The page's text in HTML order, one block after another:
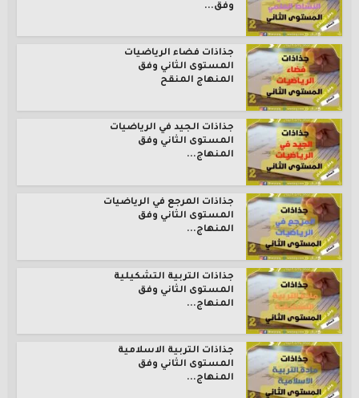
وفق...
جذاذات فضاء الرياضيات
المستوى الثاني وفق
المنهاج المنقح
جذاذات الجيد في الرياضيات
المستوى الثاني وفق
المنهاج...
جذاذات المرجع في الرياضيات
المستوى الثاني وفق
المنهاج...
جذاذات التربية التشكيلية
المستوى الثاني وفق
المنهاج...
جذاذات التربية الاسلامية
المستوى الثاني وفق
المنهاج...